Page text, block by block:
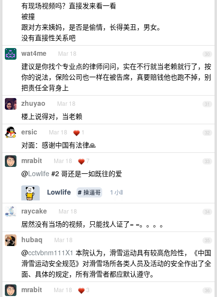
有现场视频吗？直接发来看一看
被撞
跟对方来姨妈，是否是偷情，长得美丑，男女。
没有直接性关系吧
30
wat4me Mar 18
建议是你找个专业点的律师问问，实在不行就当老赖就行了，按
你的说法，保险公司也一样在被告席，真要赔钱他也跑不掉，别
把责任全背身上
31
zhuyao Mar 18
楼上说得对，当老赖
32
ersic Mar 18 1
对面：感谢中国有法律🙏
33
mrabit Mar 18 7
@Lowlife #2 哥还是一如既往的爱
34
raycake Mar 18
居然没有当场的视频，只能找人证了= =。。。。
35
hubaq Mar 18
@cctvbnm111X1 本院认为，滑雪运动具有较高危险性，《中国
滑雪运动安全规范》对滑雪场所各类人员及活动的安全作出了全
面、具体的规定，所有滑雪者都应默认遵守。
36
mrabit Mar 18 3